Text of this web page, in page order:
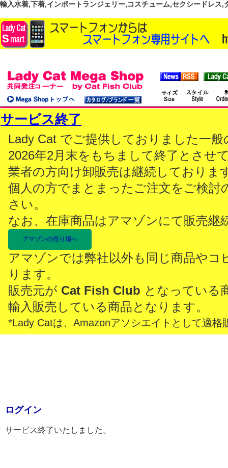
輸入水着,下着,インポートランジェリー,コスチューム,セクシードレス
サービス終了
Lady Cat でご提供しておりました一
2026年2月末をもちまして終了とさせ
業者の方向け卸販売は継続しておりま
個人の方でまとまったご注文をご検討
さい。
なお、在庫商品はアマゾンにて販売継
アマゾンの売り場へ
アマゾンでは弊社以外も同じ商品やコ
ります。
販売元が Cat Fish Club となっている
輸入販売している商品となります。
*Lady Catは、Amazonアソシエイトとして適格
ログイン
サービス終了いたしました。